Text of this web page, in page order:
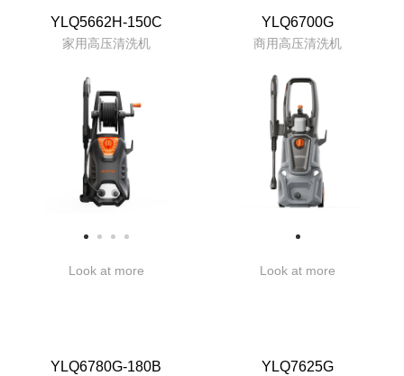
YLQ5662H-150C
家用高压清洗机
Look at more
YLQ6700G
商用高压清洗机
Look at more
YLQ6780G-180B YLQ7625G